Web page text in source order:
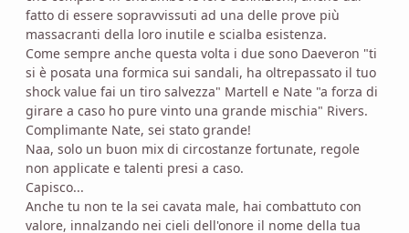
fatto di essere sopravvissuti ad una delle prove più
massacranti della loro inutile e scialba esistenza.
Come sempre anche questa volta i due sono Daeveron "ti
si è posata una formica sui sandali, ha oltrepassato il tuo
shock value fai un tiro salvezza" Martell e Nate "a forza di
girare a caso ho pure vinto una grande mischia" Rivers.
Complimante Nate, sei stato grande!
Naa, solo un buon mix di circostanze fortunate, regole
non applicate e talenti presi a caso.
Capisco...
Anche tu non te la sei cavata male, hai combattuto con
valore, innalzando nei cieli dell'onore il nome della tua